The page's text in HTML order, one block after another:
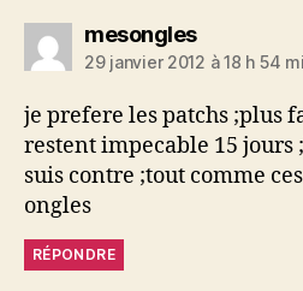
mesonglesdit :
29 janvier 2012 à 18 h 54
je prefere les patchs ;plus
restent impecable 15 jours
suis contre ;tout comme
ongles
RÉPONDRE